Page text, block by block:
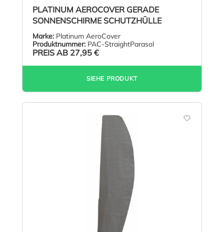
PLATINUM AEROCOVER GERADE
SONNENSCHIRME SCHUTZHÜLLE
Marke: Platinum AeroCover
Produktnummer: PAC-StraightParasol
PREIS AB 27,95 €
SIEHE PRODUKT